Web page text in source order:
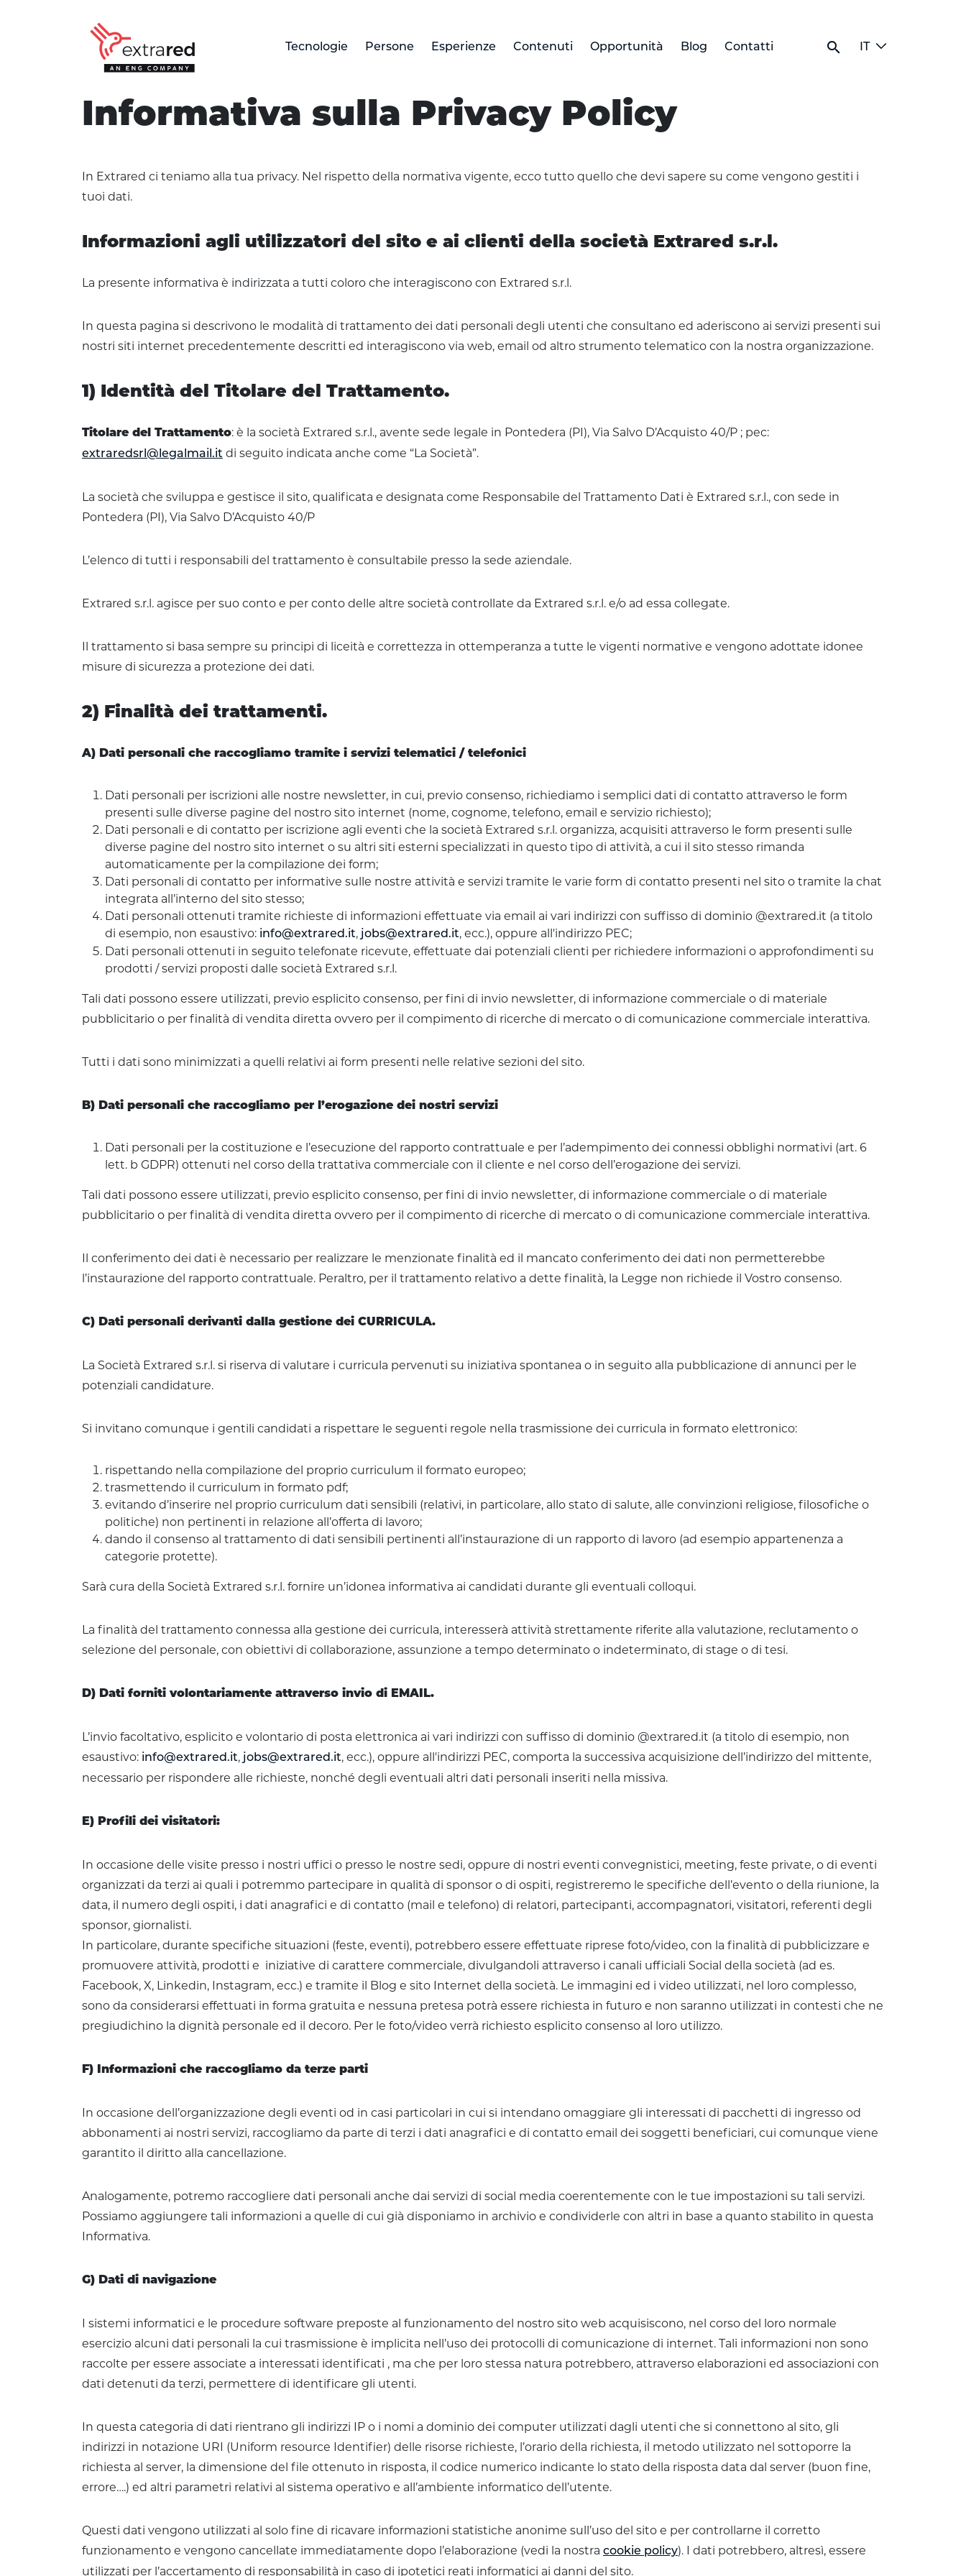
Tecnologie Persone Esperienze Contenuti Opportunità Blog Contatti search
Informazioni legali
Informativa sulla Privacy Policy
In Extrared ci teniamo alla tua privacy. Nel rispetto della normativa vigente, ecco tutto quello che devi sapere su come vengono gestiti i
tuoi dati.
Informazioni agli utilizzatori del sito e ai clienti della società Extrared s.r.l.
La presente informativa è indirizzata a tutti coloro che interagiscono con Extrared s.r.l.
In questa pagina si descrivono le modalità di trattamento dei dati personali degli utenti che consultano ed aderiscono ai servizi presenti sui
nostri siti internet precedentemente descritti ed interagiscono via web, email od altro strumento telematico con la nostra organizzazione.
1) Identità del Titolare del Trattamento.
Titolare del Trattamento: è la società Extrared s.r.l., avente sede legale in Pontedera (PI), Via Salvo D’Acquisto 40/P ; pec:
extraredsrl@legalmail.it di seguito indicata anche come “La Società”.
La società che sviluppa e gestisce il sito, qualificata e designata come Responsabile del Trattamento Dati è Extrared s.r.l., con sede in
Pontedera (PI), Via Salvo D’Acquisto 40/P
L’elenco di tutti i responsabili del trattamento è consultabile presso la sede aziendale.
Extrared s.r.l. agisce per suo conto e per conto delle altre società controllate da Extrared s.r.l. e/o ad essa collegate.
Il trattamento si basa sempre su principi di liceità e correttezza in ottemperanza a tutte le vigenti normative e vengono adottate idonee
misure di sicurezza a protezione dei dati.
2) Finalità dei trattamenti.
A) Dati personali che raccogliamo tramite i servizi telematici / telefonici
Dati personali per iscrizioni alle nostre newsletter, in cui, previo consenso, richiediamo i semplici dati di contatto attraverso le form
presenti sulle diverse pagine del nostro sito internet (nome, cognome, telefono, email e servizio richiesto);
Dati personali e di contatto per iscrizione agli eventi che la società Extrared s.r.l. organizza, acquisiti attraverso le form presenti sulle
diverse pagine del nostro sito internet o su altri siti esterni specializzati in questo tipo di attività, a cui il sito stesso rimanda
automaticamente per la compilazione dei form;
Dati personali di contatto per informative sulle nostre attività e servizi tramite le varie form di contatto presenti nel sito o tramite la chat
integrata all’interno del sito stesso;
Dati personali ottenuti tramite richieste di informazioni effettuate via email ai vari indirizzi con suffisso di dominio @extrared.it (a titolo
di esempio, non esaustivo: info@extrared.it, jobs@extrared.it, ecc.), oppure all'indirizzo PEC;
Dati personali ottenuti in seguito telefonate ricevute, effettuate dai potenziali clienti per richiedere informazioni o approfondimenti su
prodotti / servizi proposti dalle società Extrared s.r.l.
Tali dati possono essere utilizzati, previo esplicito consenso, per fini di invio newsletter, di informazione commerciale o di materiale
pubblicitario o per finalità di vendita diretta ovvero per il compimento di ricerche di mercato o di comunicazione commerciale interattiva.
Tutti i dati sono minimizzati a quelli relativi ai form presenti nelle relative sezioni del sito.
B) Dati personali che raccogliamo per l’erogazione dei nostri servizi
Dati personali per la costituzione e l’esecuzione del rapporto contrattuale e per l’adempimento dei connessi obblighi normativi (art. 6
lett. b GDPR) ottenuti nel corso della trattativa commerciale con il cliente e nel corso dell’erogazione dei servizi.
Tali dati possono essere utilizzati, previo esplicito consenso, per fini di invio newsletter, di informazione commerciale o di materiale
pubblicitario o per finalità di vendita diretta ovvero per il compimento di ricerche di mercato o di comunicazione commerciale interattiva.
Il conferimento dei dati è necessario per realizzare le menzionate finalità ed il mancato conferimento dei dati non permetterebbe
l’instaurazione del rapporto contrattuale. Peraltro, per il trattamento relativo a dette finalità, la Legge non richiede il Vostro consenso.
C) Dati personali derivanti dalla gestione dei CURRICULA.
La Società Extrared s.r.l. si riserva di valutare i curricula pervenuti su iniziativa spontanea o in seguito alla pubblicazione di annunci per le
potenziali candidature.
Si invitano comunque i gentili candidati a rispettare le seguenti regole nella trasmissione dei curricula in formato elettronico:
rispettando nella compilazione del proprio curriculum il formato europeo;
trasmettendo il curriculum in formato pdf;
evitando d’inserire nel proprio curriculum dati sensibili (relativi, in particolare, allo stato di salute, alle convinzioni religiose, filosofiche o
politiche) non pertinenti in relazione all’offerta di lavoro;
dando il consenso al trattamento di dati sensibili pertinenti all’instaurazione di un rapporto di lavoro (ad esempio appartenenza a
categorie protette).
Sarà cura della Società Extrared s.r.l. fornire un’idonea informativa ai candidati durante gli eventuali colloqui.
La finalità del trattamento connessa alla gestione dei curricula, interesserà attività strettamente riferite alla valutazione, reclutamento o
selezione del personale, con obiettivi di collaborazione, assunzione a tempo determinato o indeterminato, di stage o di tesi.
D) Dati forniti volontariamente attraverso invio di EMAIL.
L’invio facoltativo, esplicito e volontario di posta elettronica ai vari indirizzi con suffisso di dominio @extrared.it (a titolo di esempio, non
esaustivo: info@extrared.it, jobs@extrared.it, ecc.), oppure all'indirizzi PEC, comporta la successiva acquisizione dell’indirizzo del mittente,
necessario per rispondere alle richieste, nonché degli eventuali altri dati personali inseriti nella missiva.
E) Profili dei visitatori:
In occasione delle visite presso i nostri uffici o presso le nostre sedi, oppure di nostri eventi convegnistici, meeting, feste private, o di eventi
organizzati da terzi ai quali i potremmo partecipare in qualità di sponsor o di ospiti, registreremo le specifiche dell’evento o della riunione, la
data, il numero degli ospiti, i dati anagrafici e di contatto (mail e telefono) di relatori, partecipanti, accompagnatori, visitatori, referenti degli
sponsor, giornalisti.
In particolare, durante specifiche situazioni (feste, eventi), potrebbero essere effettuate riprese foto/video, con la finalità di pubblicizzare e
promuovere attività, prodotti e iniziative di carattere commerciale, divulgandoli attraverso i canali ufficiali Social della società (ad es.
Facebook, X, Linkedin, Instagram, ecc.) e tramite il Blog e sito Internet della società. Le immagini ed i video utilizzati, nel loro complesso,
sono da considerarsi effettuati in forma gratuita e nessuna pretesa potrà essere richiesta in futuro e non saranno utilizzati in contesti che ne
pregiudichino la dignità personale ed il decoro. Per le foto/video verrà richiesto esplicito consenso al loro utilizzo.
F) Informazioni che raccogliamo da terze parti
In occasione dell’organizzazione degli eventi od in casi particolari in cui si intendano omaggiare gli interessati di pacchetti di ingresso od
abbonamenti ai nostri servizi, raccogliamo da parte di terzi i dati anagrafici e di contatto email dei soggetti beneficiari, cui comunque viene
garantito il diritto alla cancellazione.
Analogamente, potremo raccogliere dati personali anche dai servizi di social media coerentemente con le tue impostazioni su tali servizi.
Possiamo aggiungere tali informazioni a quelle di cui già disponiamo in archivio e condividerle con altri in base a quanto stabilito in questa
Informativa.
G) Dati di navigazione
I sistemi informatici e le procedure software preposte al funzionamento del nostro sito web acquisiscono, nel corso del loro normale
esercizio alcuni dati personali la cui trasmissione è implicita nell’uso dei protocolli di comunicazione di internet. Tali informazioni non sono
raccolte per essere associate a interessati identificati , ma che per loro stessa natura potrebbero, attraverso elaborazioni ed associazioni con
dati detenuti da terzi, permettere di identificare gli utenti.
In questa categoria di dati rientrano gli indirizzi IP o i nomi a dominio dei computer utilizzati dagli utenti che si connettono al sito, gli
indirizzi in notazione URI (Uniform resource Identifier) delle risorse richieste, l’orario della richiesta, il metodo utilizzato nel sottoporre la
richiesta al server, la dimensione del file ottenuto in risposta, il codice numerico indicante lo stato della risposta data dal server (buon fine,
errore….) ed altri parametri relativi al sistema operativo e all’ambiente informatico dell’utente.
Questi dati vengono utilizzati al solo fine di ricavare informazioni statistiche anonime sull’uso del sito e per controllarne il corretto
funzionamento e vengono cancellate immediatamente dopo l’elaborazione (vedi la nostra cookie policy). I dati potrebbero, altresì, essere
utilizzati per l’accertamento di responsabilità in caso di ipotetici reati informatici ai danni del sito.